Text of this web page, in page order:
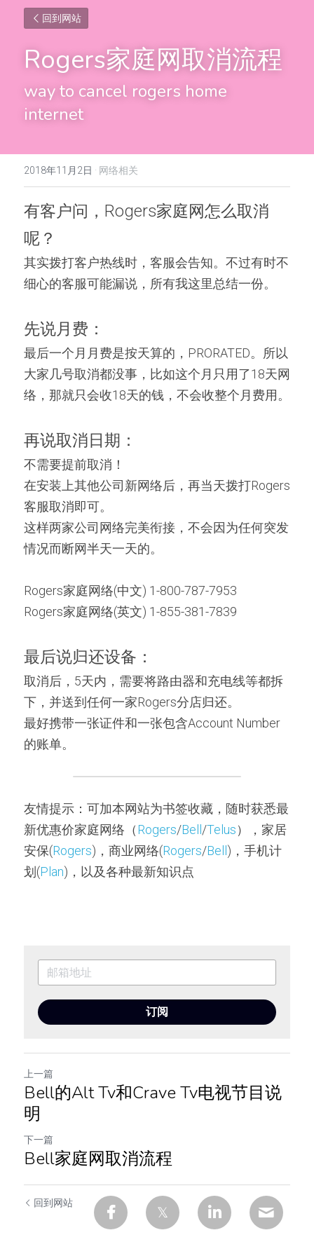
回到网站
Rogers家庭网取消流程
way to cancel rogers home
internet
2018年11月2日 · 网络相关
有客户问，Rogers家庭网怎么取消
呢？
其实拨打客户热线时，客服会告知。不过有时不
细心的客服可能漏说，所有我这里总结一份。
先说月费：
最后一个月月费是按天算的，PRORATED。所以
大家几号取消都没事，比如这个月只用了18天网
络，那就只会收18天的钱，不会收整个月费用。
再说取消日期：
不需要提前取消！
在安装上其他公司新网络后，再当天拨打Rogers
客服取消即可。
这样两家公司网络完美衔接，不会因为任何突发
情况而断网半天一天的。
Rogers家庭网络(中文) 1-800-787-7953
Rogers家庭网络(英文) 1-855-381-7839
最后说归还设备：
取消后，5天内，需要将路由器和充电线等都拆
下，并送到任何一家Rogers分店归还。
最好携带一张证件和一张包含Account Number
的账单。
友情提示：可加本网站为书签收藏，随时获悉最
新优惠价家庭网络（Rogers/Bell /Telus），家居
安保(Rogers)，商业网络(Rogers/Bell )，手机计
划(Plan)，以及各种最新知识点
订阅
上一篇
Bell的Alt Tv和Crave Tv电视节目说
明
下一篇
Bell家庭网取消流程
回到网站